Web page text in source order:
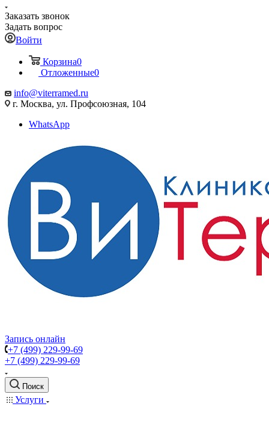
Заказать звонок
Задать вопрос
Войти
Корзина0
Отложенные0
info@viterramed.ru
г. Москва, ул. Профсоюзная, 104
WhatsApp
Запись онлайн
+7 (499) 229-99-69
+7 (499) 229-99-69
Поиск
Услуги